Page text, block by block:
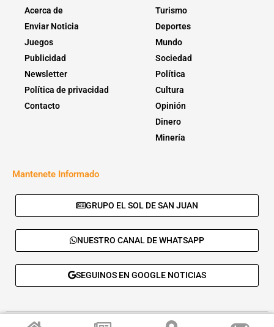
Acerca de
Enviar Noticia
Juegos
Publicidad
Newsletter
Política de privacidad
Contacto
Turismo
Deportes
Mundo
Sociedad
Política
Cultura
Opinión
Dinero
Minería
Mantenete Informado
GRUPO EL SOL DE SAN JUAN
NUESTRO CANAL DE WHATSAPP
SEGUINOS EN GOOGLE NOTICIAS